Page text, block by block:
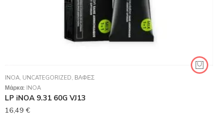
INOA, UNCATEGORIZED, ΒΑΦΈΣ
Μάρκα: INOA
LP iNOA 9.31 60G VJ13
16,49 €